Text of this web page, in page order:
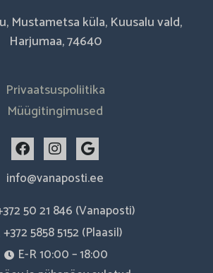
Mustametsa küla, Kuusalu vald,
Harjumaa, 74640
Privaatsuspoliitika
Müügitingimused
F
a
c
e
o
o
k
I
n
s
t
g
r
a
m
G
o
o
g
e
info@vanaposti.ee
50 21 846 (Vanaposti)
+372 5858 5152 (Plaasil)
E-R 10:00 – 18:00